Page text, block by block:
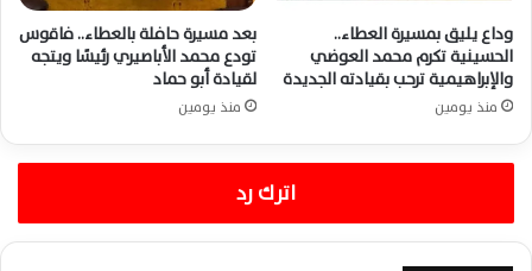
وداع يليق بمسيرة العطاء..
الحسينية تكرم محمد العوضي
والإبراهيمية ترحب بقيادته الجديدة
منذ يومين
بعد مسيرة حافلة بالعطاء.. فاقوس
تودع محمد الأباصيري رئيسًا ويتجه
لقيادة أبو حماد
منذ يومين
اترك رد